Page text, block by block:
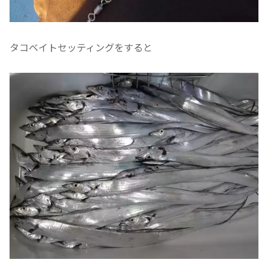
タコベイトセッティングをすると